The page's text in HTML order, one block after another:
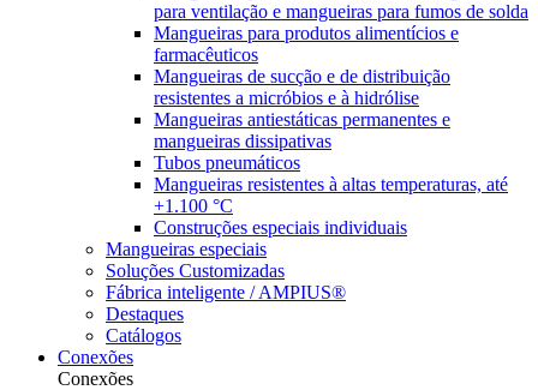
para ventilação e mangueiras para fumos de solda
Mangueiras para produtos alimentícios e
farmacêuticos
Mangueiras de sucção e de distribuição
resistentes a micróbios e à hidrólise
Mangueiras antiestáticas permanentes e
mangueiras dissipativas
Tubos pneumáticos
Mangueiras resistentes à altas temperaturas, até
+1.100 °C
Construções especiais individuais
Mangueiras especiais
Soluções Customizadas
Fábrica inteligente / AMPIUS®
Destaques
Catálogos
Conexões
Conexões